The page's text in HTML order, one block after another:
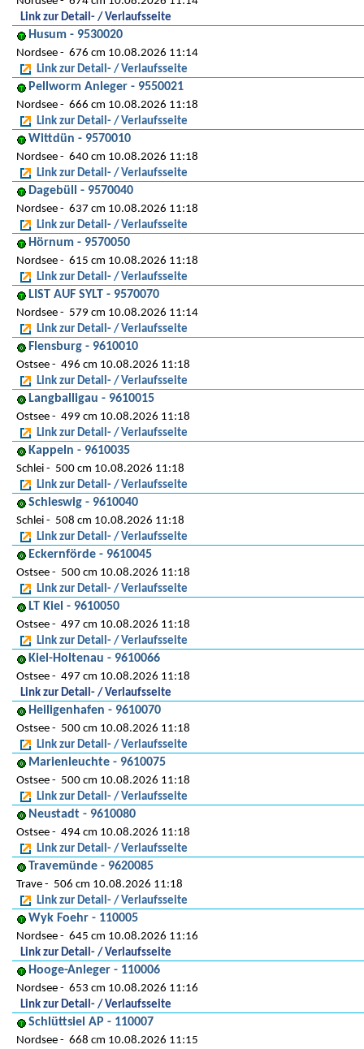
Link zur Detail- / Verlaufsseite
Husum - 9530020
Nordsee
676 cm 10.08.2026 11:14
Link zur Detail- / Verlaufsseite
Pellworm Anleger - 9550021
Nordsee
666 cm 10.08.2026 11:18
Link zur Detail- / Verlaufsseite
Wittdün - 9570010
Nordsee
640 cm 10.08.2026 11:18
Link zur Detail- / Verlaufsseite
Dagebüll - 9570040
Nordsee
637 cm 10.08.2026 11:18
Link zur Detail- / Verlaufsseite
Hörnum - 9570050
Nordsee
615 cm 10.08.2026 11:18
Link zur Detail- / Verlaufsseite
LIST AUF SYLT - 9570070
Nordsee
579 cm 10.08.2026 11:14
Link zur Detail- / Verlaufsseite
Flensburg - 9610010
Ostsee
496 cm 10.08.2026 11:18
Link zur Detail- / Verlaufsseite
Langballigau - 9610015
Ostsee
499 cm 10.08.2026 11:18
Link zur Detail- / Verlaufsseite
Kappeln - 9610035
Schlei
500 cm 10.08.2026 11:18
Link zur Detail- / Verlaufsseite
Schleswig - 9610040
Schlei
508 cm 10.08.2026 11:18
Link zur Detail- / Verlaufsseite
Eckernförde - 9610045
Ostsee
500 cm 10.08.2026 11:18
Link zur Detail- / Verlaufsseite
LT Kiel - 9610050
Ostsee
497 cm 10.08.2026 11:18
Link zur Detail- / Verlaufsseite
Kiel-Holtenau - 9610066
Ostsee
497 cm 10.08.2026 11:18
Link zur Detail- / Verlaufsseite
Heiligenhafen - 9610070
Ostsee
500 cm 10.08.2026 11:18
Link zur Detail- / Verlaufsseite
Marienleuchte - 9610075
Ostsee
500 cm 10.08.2026 11:18
Link zur Detail- / Verlaufsseite
Neustadt - 9610080
Ostsee
494 cm 10.08.2026 11:18
Link zur Detail- / Verlaufsseite
Travemünde - 9620085
Trave
506 cm 10.08.2026 11:18
Link zur Detail- / Verlaufsseite
Wyk Foehr - 110005
Nordsee
645 cm 10.08.2026 11:16
Link zur Detail- / Verlaufsseite
Hooge-Anleger - 110006
Nordsee
653 cm 10.08.2026 11:16
Link zur Detail- / Verlaufsseite
Schlüttsiel AP - 110007
Nordsee 668 cm 10.08.2026 11:15